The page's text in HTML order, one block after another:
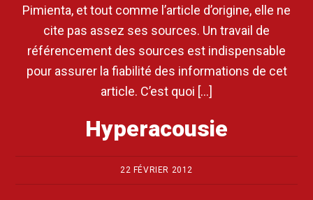
Pimienta, et tout comme l’article d’origine, elle ne
cite pas assez ses sources. Un travail de
référencement des sources est indispensable
pour assurer la fiabilité des informations de cet
article. C’est quoi […]
Hyperacousie
22 FÉVRIER 2012